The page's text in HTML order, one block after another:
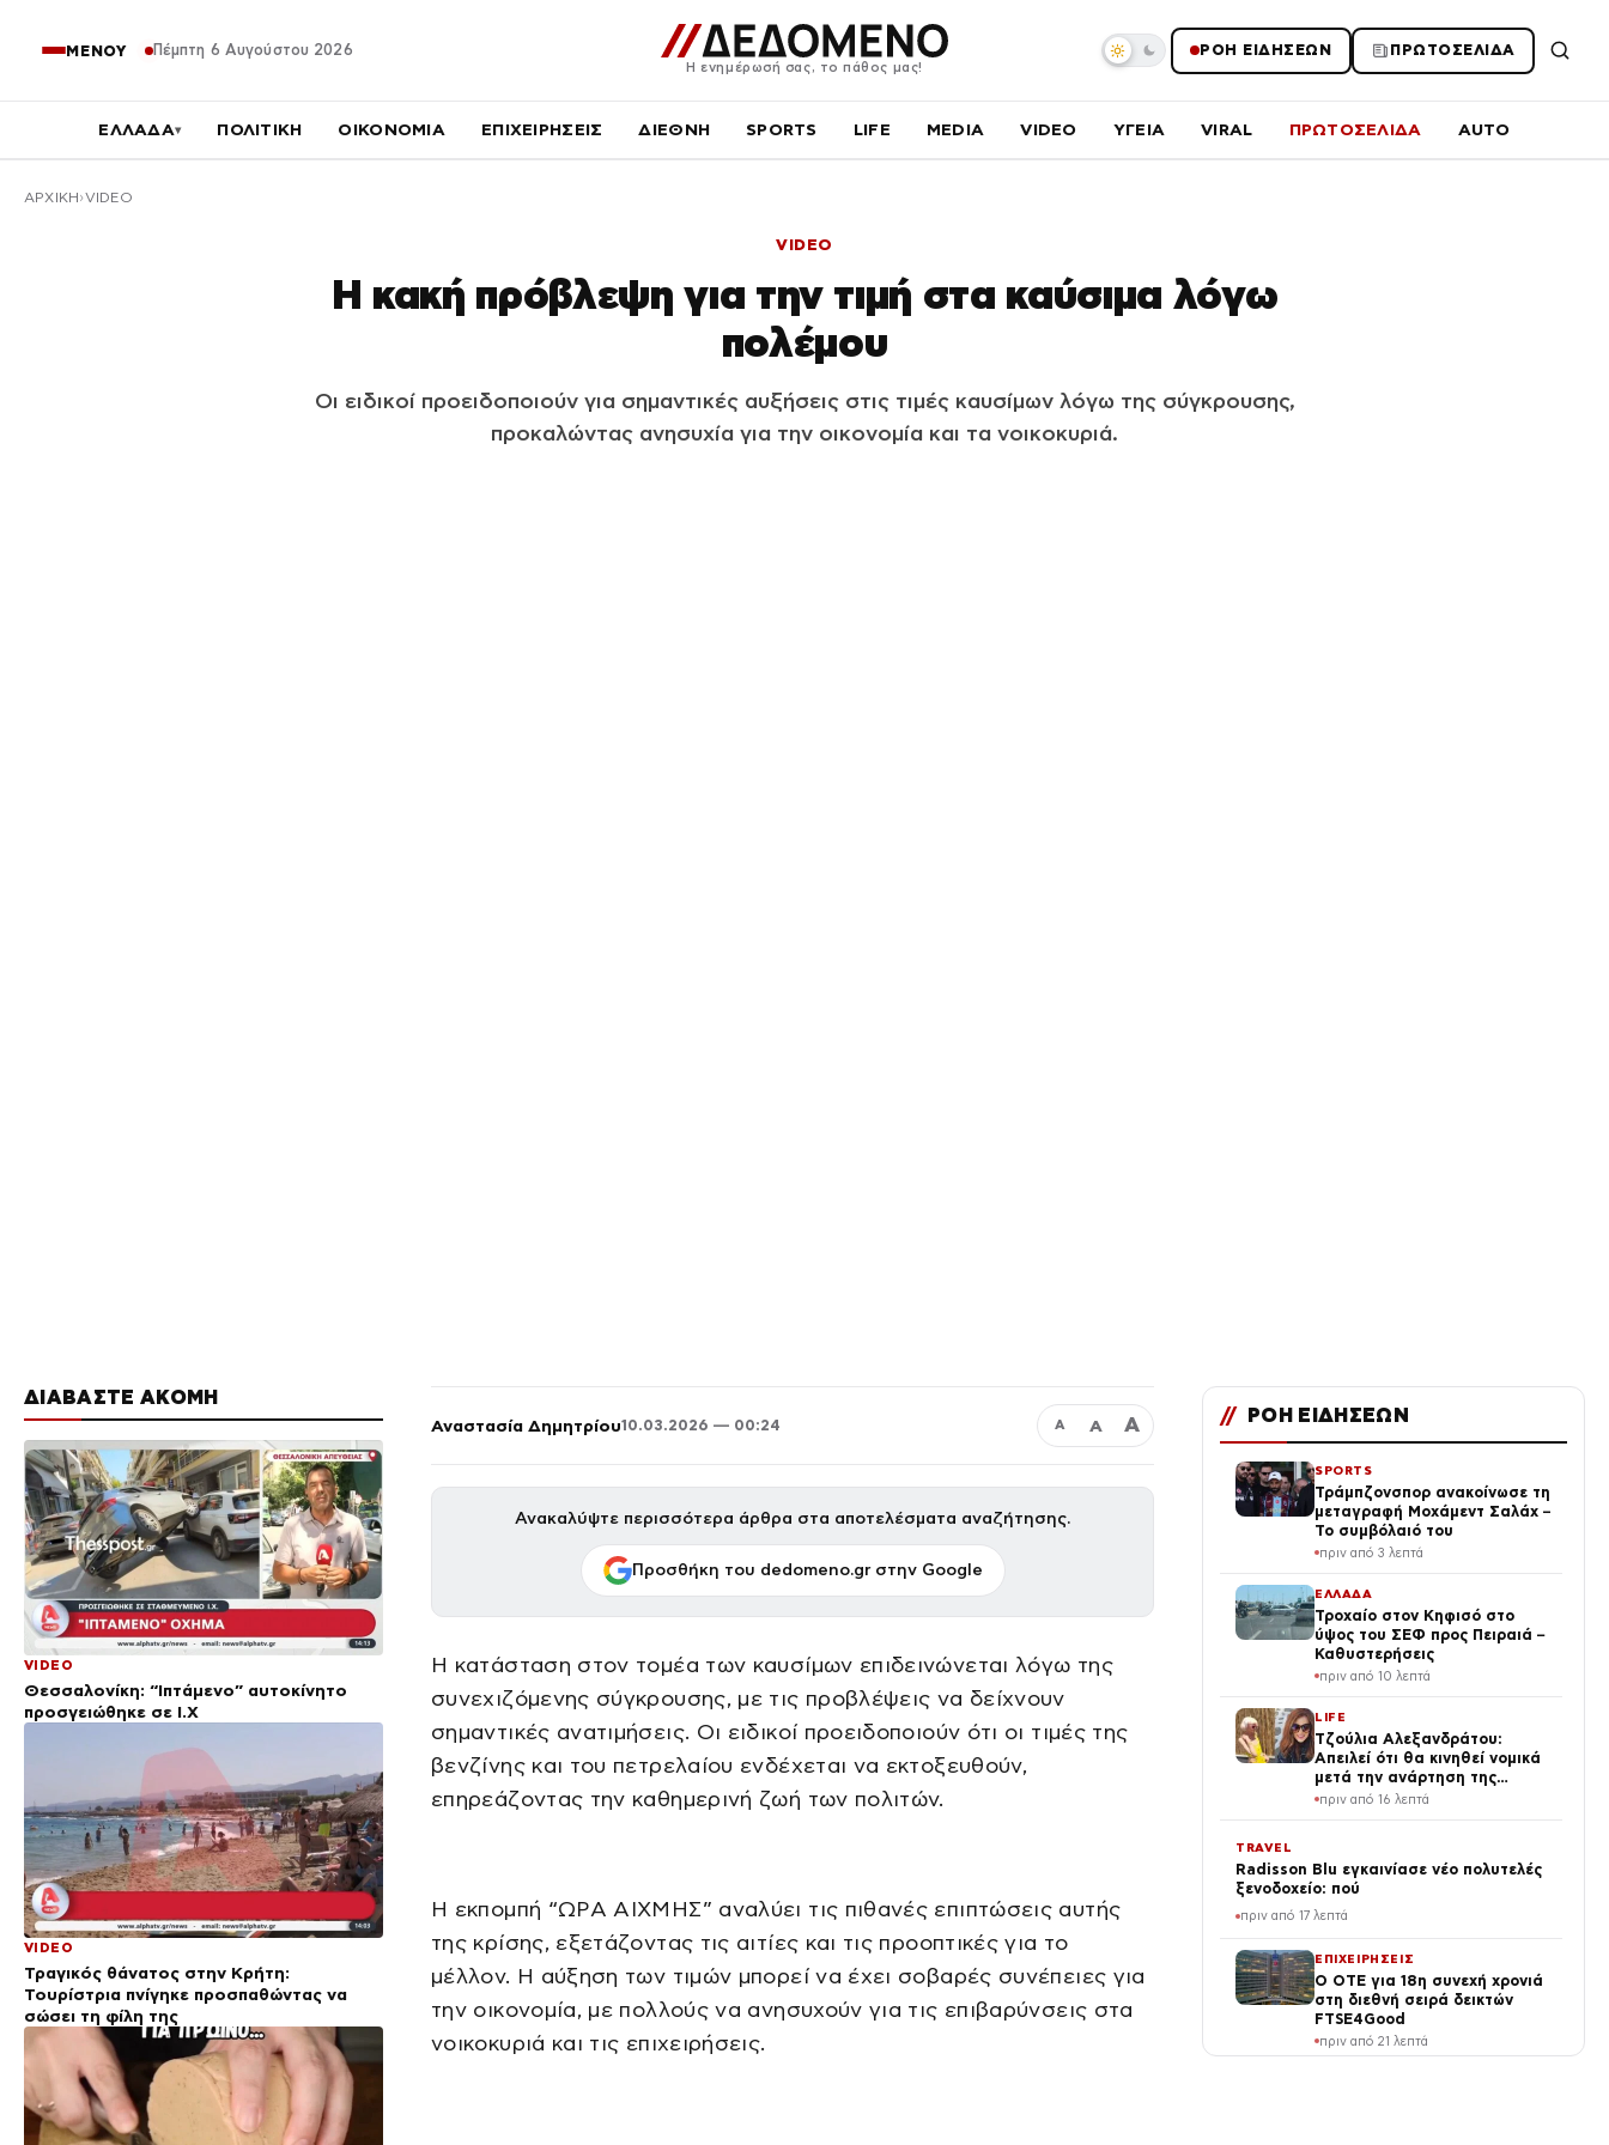
ΜΕΝΟΥ Πέμπτη 6 Αυγούστου 2026
Η ενημέρωσή σας, το πάθος μας!
ΡΟΗ ΕΙΔΗΣΕΩΝ ΠΡΩΤΟΣΕΛΙΔΑ
ΕΛΛΑΔΑ▾ ΠΟΛΙΤΙΚΗ ΟΙΚΟΝΟΜΙΑ ΕΠΙΧΕΙΡΗΣΕΙΣ ΔΙΕΘΝΗ SPORTS LIFE MEDIA VIDEO ΥΓΕΙΑ VIRAL ΠΡΩΤΟΣΕΛΙΔΑ AUTO
ΑΡΧΙΚΉ VIDEO
VIDEO
Η κακή πρόβλεψη για την τιμή στα καύσιμα λόγω
πολέμου
Οι ειδικοί προειδοποιούν για σημαντικές αυξήσεις στις τιμές καυσίμων λόγω της σύγκρουσης,
προκαλώντας ανησυχία για την οικονομία και τα νοικοκυριά.
ΔΙΑΒΑΣΤΕ ΑΚΟΜΗ
VIDEO
Θεσσαλονίκη: “Ιπτάμενο” αυτοκίνητο
προσγειώθηκε σε Ι.Χ
VIDEO
Τραγικός θάνατος στην Κρήτη:
Τουρίστρια πνίγηκε προσπαθώντας να
σώσει τη φίλη της
Αναστασία Δημητρίου10.03.2026 — 00:24 Α Α Α
Ανακαλύψτε περισσότερα άρθρα στα αποτελέσματα αναζήτησης.
Προσθήκη του dedomeno.gr στην Google
Η κατάσταση στον τομέα των καυσίμων επιδεινώνεται λόγω της
συνεχιζόμενης σύγκρουσης, με τις προβλέψεις να δείχνουν
σημαντικές ανατιμήσεις. Οι ειδικοί προειδοποιούν ότι οι τιμές της
βενζίνης και του πετρελαίου ενδέχεται να εκτοξευθούν,
επηρεάζοντας την καθημερινή ζωή των πολιτών.
Η εκπομπή “ΩΡΑ ΑΙΧΜΗΣ” αναλύει τις πιθανές επιπτώσεις αυτής
της κρίσης, εξετάζοντας τις αιτίες και τις προοπτικές για το
μέλλον. Η αύξηση των τιμών μπορεί να έχει σοβαρές συνέπειες για
την οικονομία, με πολλούς να ανησυχούν για τις επιβαρύνσεις στα
νοικοκυριά και τις επιχειρήσεις.
// ΡΟΗ ΕΙΔΗΣΕΩΝ
SPORTS
Τράμπζονσπορ ανακοίνωσε τη
μεταγραφή Μοχάμεντ Σαλάχ –
Το συμβόλαιό του
πριν από 3 λεπτά
ΕΛΛΑΔΑ
Τροχαίο στον Κηφισό στο
ύψος του ΣΕΦ προς Πειραιά –
Καθυστερήσεις
πριν από 10 λεπτά
LIFE
Τζούλια Αλεξανδράτου:
Απειλεί ότι θα κινηθεί νομικά
μετά την ανάρτηση της
Δημουλίδου
πριν από 16 λεπτά
TRAVEL
Radisson Blu εγκαινίασε νέο πολυτελές
ξενοδοχείο: πού
πριν από 17 λεπτά
ΕΠΙΧΕΙΡΗΣΕΙΣ
Ο ΟΤΕ για 18η συνεχή χρονιά
στη διεθνή σειρά δεικτών
FTSE4Good
πριν από 21 λεπτά